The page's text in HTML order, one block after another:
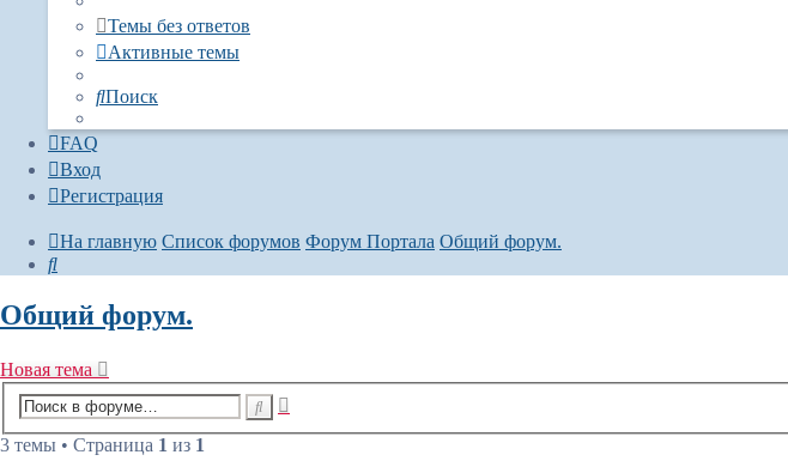
Темы без ответов
Активные темы
Поиск
FAQ
Вход
Регистрация
На главную Список форумов Форум Портала Общий форум.
Поиск
Общий форум.
Новая тема
3 темы • Страница 1 из 1